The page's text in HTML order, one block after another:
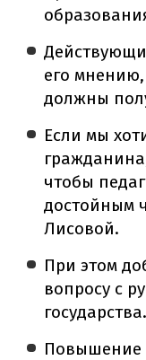
его
должны
Если мы
чтобы
достойным
Лисовой.
При этом
вопросу с
государства.
Повышение